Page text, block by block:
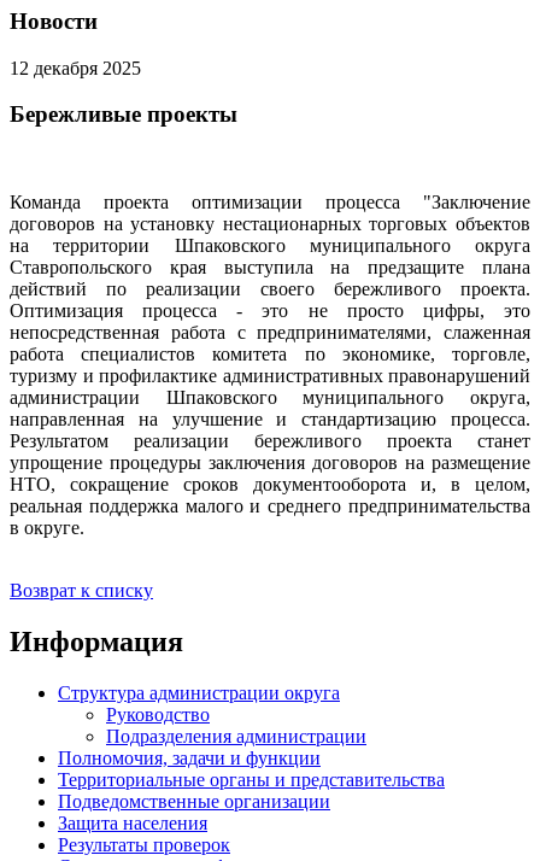
Новости
12 декабря 2025
Бережливые проекты
Команда проекта оптимизации процесса "Заключение
договоров на установку нестационарных торговых объектов
на территории Шпаковского муниципального округа
Ставропольского края выступила на предзащите плана
действий по реализации своего бережливого проекта.
Оптимизация процесса - это не просто цифры, это
непосредственная работа с предпринимателями, слаженная
работа специалистов комитета по экономике, торговле,
туризму и профилактике административных правонарушений
администрации Шпаковского муниципального округа,
направленная на улучшение и стандартизацию процесса.
Результатом реализации бережливого проекта станет
упрощение процедуры заключения договоров на размещение
НТО, сокращение сроков документооборота и, в целом,
реальная поддержка малого и среднего предпринимательства
в округе.
Возврат к списку
Информация
Структура администрации округа
Руководство
Подразделения администрации
Полномочия, задачи и функции
Территориальные органы и представительства
Подведомственные организации
Защита населения
Результаты проверок